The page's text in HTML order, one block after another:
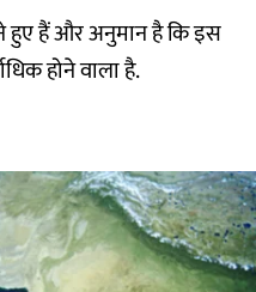
हुए हैं और अनुमान है कि इस
होने वाला है.